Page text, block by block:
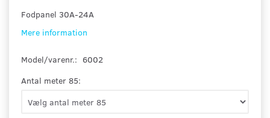
Fodpanel 30A-24A
Mere information
Model/varenr.: 6002
Antal meter 85: